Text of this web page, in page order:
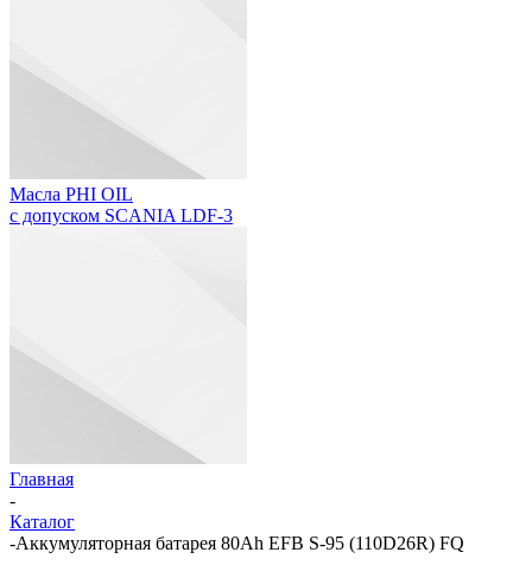
Масла PHI OIL
с допуском SCANIA LDF-3
Главная
-
Каталог
-Аккумуляторная батарея 80Ah EFB S-95 (110D26R) FQ